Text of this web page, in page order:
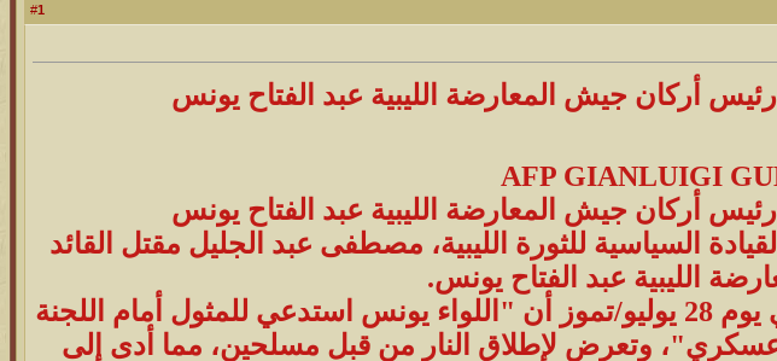
1
رئيس أركان جيش المعارضة الليبية عبد الفتاح يونس
AFP GIANLUIGI
رئيس أركان جيش المعارضة الليبية عبد الفتاح يونس
السياسية للثورة الليبية، مصطفى عبد الجليل مقتل القائد
الليبية عبد الفتاح يونس.
وأفاد عبد الجليل في مؤتمر صحفي له في بنغازي يوم 28 يوليو/تموز أن "اللواء يونس استدعي للمثول أمام اللجنة
وتعرض لإطلاق النار من قبل مسلحين، مما أدى إلى